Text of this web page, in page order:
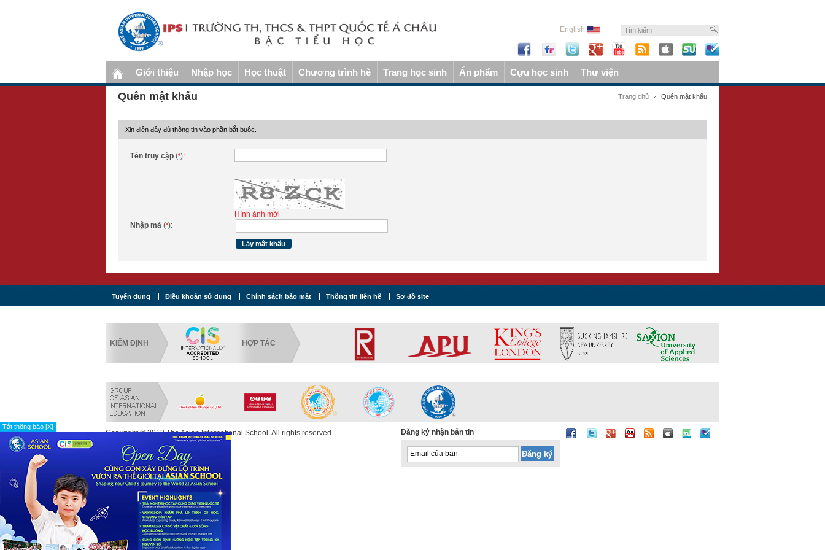
English
Giới thiệu Nhập học Học thuật Chương trình hè Trang học sinh Ấn phẩm Cựu học sinh Thư viện
Quên mật khẩu Trang chủ Quên mật khẩu
Xin điền đầy đủ thông tin vào phần bắt buộc.
Tên truy cập (*):
Nhập mã (*):
Hình ảnh mới
Tuyển dụng Điều khoản sử dụng Chính sách bảo mật Thông tin liên hệ Sơ đồ site
KIỂM ĐỊNH HỢP TÁC
Copyright © 2013 The Asian International School. All rights reserved Đăng ký nhận bản tin
Email của bạn
Tắt thông báo [X]